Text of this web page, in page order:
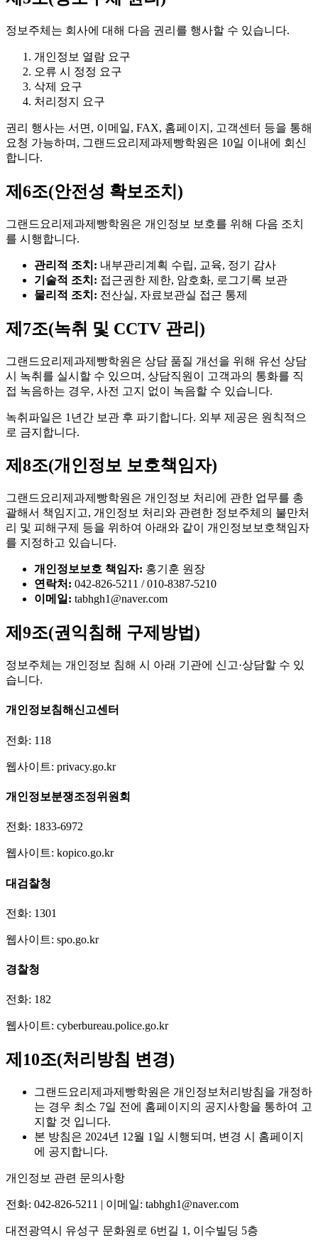
정보주체는 회사에 대해 다음 권리를 행사할 수 있습니다.
개인정보 열람 요구
오류 시 정정 요구
삭제 요구
처리정지 요구
권리 행사는 서면, 이메일, FAX, 홈페이지, 고객센터 등을 통해
요청 가능하며, 그랜드요리제과제빵학원은 10일 이내에 회신
합니다.
제6조(안전성 확보조치)
그랜드요리제과제빵학원은 개인정보 보호를 위해 다음 조치
를 시행합니다.
관리적 조치: 내부관리계획 수립, 교육, 정기 감사
기술적 조치: 접근권한 제한, 암호화, 로그기록 보관
물리적 조치: 전산실, 자료보관실 접근 통제
제7조(녹취 및 CCTV 관리)
그랜드요리제과제빵학원은 상담 품질 개선을 위해 유선 상담
시 녹취를 실시할 수 있으며, 상담직원이 고객과의 통화를 직
접 녹음하는 경우, 사전 고지 없이 녹음할 수 있습니다.
녹취파일은 1년간 보관 후 파기합니다. 외부 제공은 원칙적으
로 금지합니다.
제8조(개인정보 보호책임자)
그랜드요리제과제빵학원은 개인정보 처리에 관한 업무를 총
괄해서 책임지고, 개인정보 처리와 관련한 정보주체의 불만처
리 및 피해구제 등을 위하여 아래와 같이 개인정보보호책임자
를 지정하고 있습니다.
개인정보보호 책임자: 홍기훈 원장
연락처: 042-826-5211 / 010-8387-5210
이메일: tabhgh1@naver.com
제9조(권익침해 구제방법)
정보주체는 개인정보 침해 시 아래 기관에 신고·상담할 수 있
습니다.
개인정보침해신고센터
전화: 118
웹사이트: privacy.go.kr
개인정보분쟁조정위원회
전화: 1833-6972
웹사이트: kopico.go.kr
대검찰청
전화: 1301
웹사이트: spo.go.kr
경찰청
전화: 182
웹사이트: cyberbureau.police.go.kr
제10조(처리방침 변경)
그랜드요리제과제빵학원은 개인정보처리방침을 개정하
는 경우 최소 7일 전에 홈페이지의 공지사항을 통하여 고
지할 것 입니다.
본 방침은 2024년 12월 1일 시행되며, 변경 시 홈페이지
에 공지합니다.
개인정보 관련 문의사항
전화: 042-826-5211 | 이메일: tabhgh1@naver.com
대전광역시 유성구 문화원로 6번길 1, 이수빌딩 5층